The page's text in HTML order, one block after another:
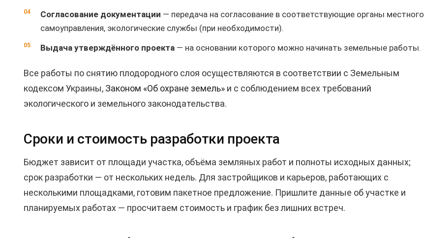
Согласование документации — передача на согласование в соответствующие органы местного
самоуправления, экологические службы (при необходимости).
Выдача утверждённого проекта — на основании которого можно начинать земельные работы.
Все работы по снятию плодородного слоя осуществляются в соответствии с Земельным
кодексом Украины, Законом «Об охране земель» и с соблюдением всех требований
экологического и земельного законодательства.
Сроки и стоимость разработки проекта
Бюджет зависит от площади участка, объёма земляных работ и полноты исходных данных;
срок разработки — от нескольких недель. Для застройщиков и карьеров, работающих с
несколькими площадками, готовим пакетное предложение. Пришлите данные об участке и
планируемых работах — просчитаем стоимость и график без лишних встреч.